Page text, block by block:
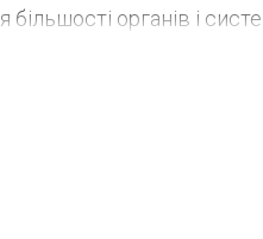
органів і